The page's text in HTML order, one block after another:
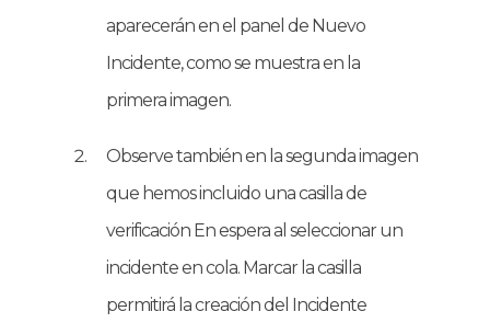
aparecerán en el panel de Nuevo
Incidente, como se muestra en la
primera imagen.
Observe también en la segunda imagen
que hemos incluido una casilla de
verificación En espera al seleccionar un
incidente en cola. Marcar la casilla
permitirá la creación del Incidente